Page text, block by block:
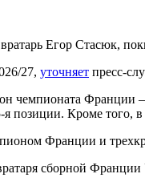
Егор Стасюк,
27, уточняет пресс-
чемпионата Франции
я позиции. Кроме
Франции и
сборной